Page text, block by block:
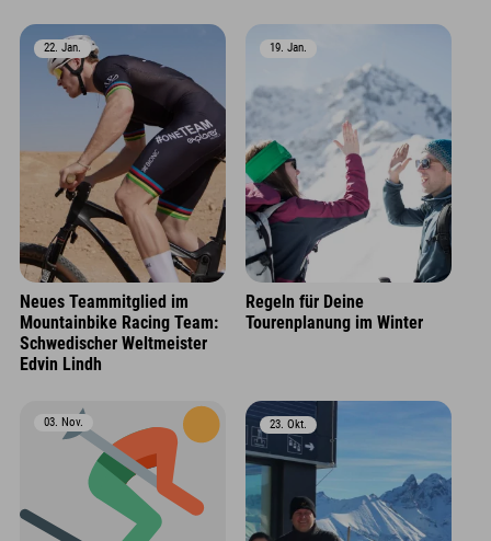
22. Jan.
Neues Teammitglied im
Mountainbike Racing Team:
Schwedischer Weltmeister
Edvin Lindh
19. Jan.
Regeln für Deine
Tourenplanung im Winter
03. Nov. 23. Okt.